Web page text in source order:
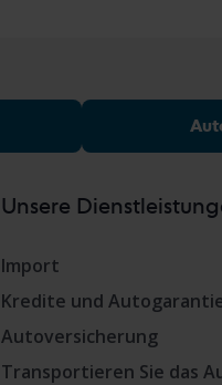
Unsere
Import
Kredite und
Autoversicherung
Transportieren Sie das